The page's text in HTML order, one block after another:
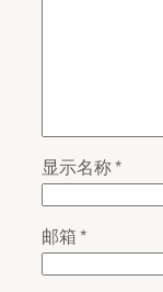
显示名称*
邮箱*